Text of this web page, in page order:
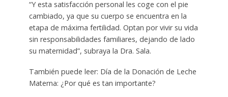
“Y esta satisfacción personal les coge con el pie
cambiado, ya que su cuerpo se encuentra en la
etapa de máxima fertilidad. Optan por vivir su vida
sin responsabilidades familiares, dejando de lado
su maternidad”, subraya la Dra. Sala.
También puede leer: Día de la Donación de Leche
Materna: ¿Por qué es tan importante?